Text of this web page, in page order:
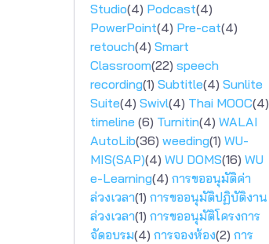
Studio(4) Podcast(4)
PowerPoint(4) Pre-cat(4)
retouch(4) Smart
Classroom(22) speech
recording(1) Subtitle(4) Sunlite
Suite(4) Swivl(4) Thai MOOC(4)
timeline (6) Turnitin(4) WALAI
AutoLib(36) weeding(1) WU-
MIS(SAP)(4) WU DOMS(16) WU
e-Learning(4) การขออนุมัติค่า
ล่วงเวลา(1) การขออนุมัติปฏิบัติงาน
ล่วงเวลา(1) การขออนุมัติโครงการ
จัดอบรม(4) การจองห้อง(2) การ